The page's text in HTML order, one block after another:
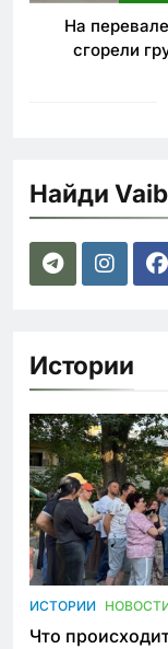
На
сгорели
Найди
Истории
ИСТОРИИ
Что